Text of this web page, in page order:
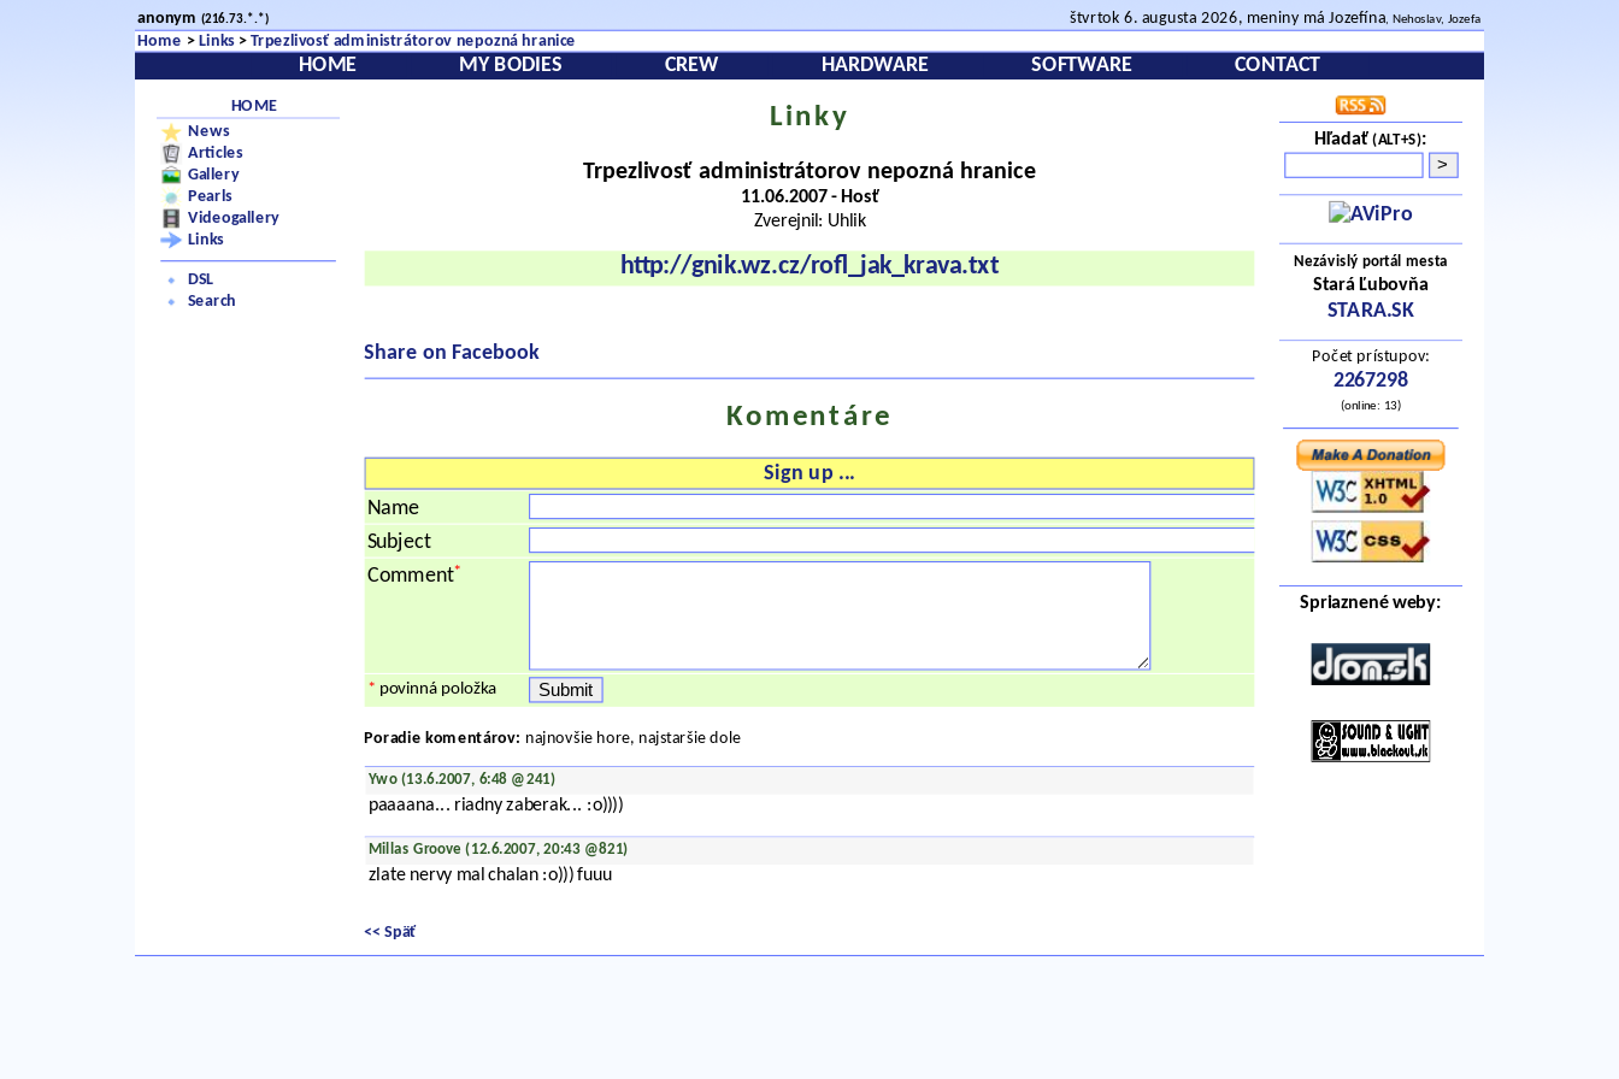
anonym (216.73.*.*) štvrtok 6. augusta 2026, meniny má Jozefína, Nehoslav, Jozefa
Home > Links>Trpezlivosť administrátorov nepozná hranice
HOME MY BODIES CREW HARDWARE SOFTWARE CONTACT
HOME
News
Articles
Gallery
Pearls
Videogallery
Links
DSL
Search
Hľadať(ALT+S):
Nezávislý portál mesta
Stará Ľubovňa
STARA.SK
Počet prístupov:
2267298
(online: 13)
Spriaznené weby:
Linky
Trpezlivosť administrátorov nepozná hranice
11.06.2007 - Hosť
Zverejnil: Uhlik
http://gnik.wz.cz/rofl_jak_krava.txt
Share on Facebook
Komentáre
Sign up ...
Name
Subject
Comment*
* povinná položka
Poradie komentárov: najnovšie hore, najstaršie dole
Ywo (13.6.2007, 6:48 @241)
paaaana... riadny zaberak... :o))))
Millas Groove (12.6.2007, 20:43 @821)
zlate nervy mal chalan :o))) fuuu
<< Späť